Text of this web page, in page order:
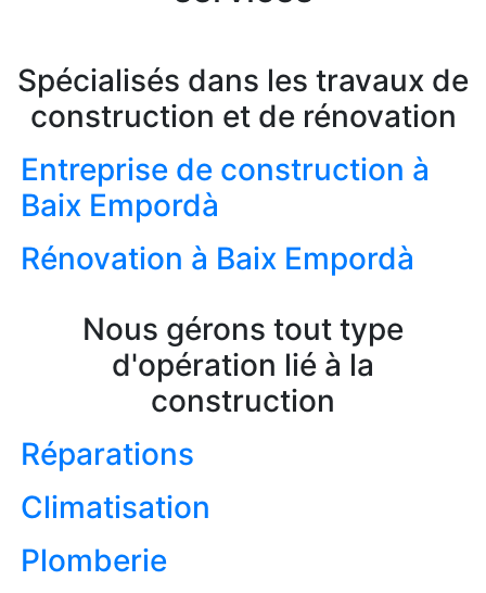
Spécialisés dans les travaux de
construction et de rénovation
Entreprise de construction à
Baix Empordà
Rénovation à Baix Empordà
Nous gérons tout type
d'opération lié à la
construction
Réparations
Climatisation
Plomberie